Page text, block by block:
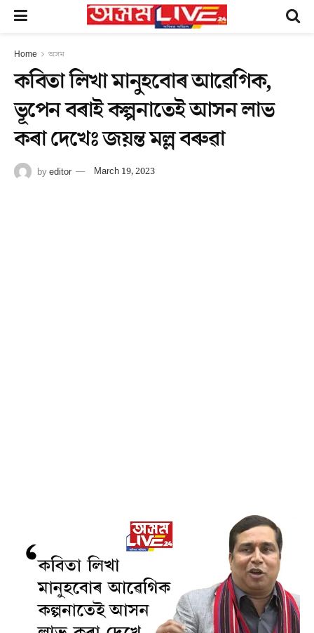
Home অসম
কবিতা লিখা মানুহবোৰ আৱেগিক,
ভূপেন বৰাই কল্পনাতেই আসন লাভ
কৰা দেখেঃ জয়ন্ত মল্ল বৰুৱা
byeditor March 19, 2023